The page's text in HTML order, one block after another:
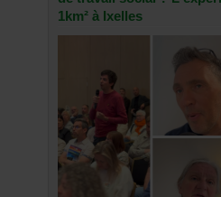
1km² à Ixelles